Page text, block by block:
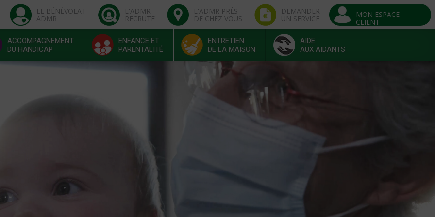
LE BÉNÉVOLAT
ADMR
L'ADMR
RECRUTE
L'ADMR PRÈS
DE CHEZ VOUS
DEMANDER
UN SERVICE
MON ESPACE
CLIENT
ACCOMPAGNEMENT
DU HANDICAP
ENFANCE ET
PARENTALITÉ
ENTRETIEN
DE LA MAISON
AIDE
AUX AIDANTS